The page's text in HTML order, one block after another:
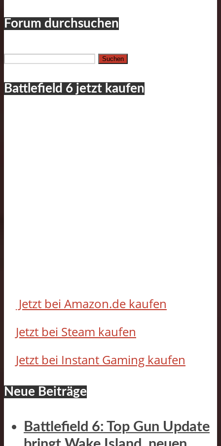
Forum durchsuchen
Suchen
Battlefield 6 jetzt kaufen
Jetzt bei Amazon.de kaufen
Jetzt bei Steam kaufen
Jetzt bei Instant Gaming kaufen
Neue Beiträge
Battlefield 6: Top Gun Update